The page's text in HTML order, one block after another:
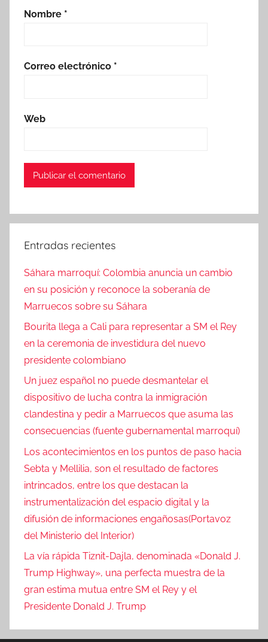
Nombre *
Correo electrónico *
Web
Entradas recientes
Sáhara marroquí: Colombia anuncia un cambio
en su posición y reconoce la soberanía de
Marruecos sobre su Sáhara
Bourita llega a Cali para representar a SM el Rey
en la ceremonia de investidura del nuevo
presidente colombiano
Un juez español no puede desmantelar el
dispositivo de lucha contra la inmigración
clandestina y pedir a Marruecos que asuma las
consecuencias (fuente gubernamental marroquí)
Los acontecimientos en los puntos de paso hacia
Sebta y Mellilia, son el resultado de factores
intrincados, entre los que destacan la
instrumentalización del espacio digital y la
difusión de informaciones engañosas(Portavoz
del Ministerio del Interior)
La vía rápida Tiznit-Dajla, denominada «Donald J.
Trump Highway», una perfecta muestra de la
gran estima mutua entre SM el Rey y el
Presidente Donald J. Trump